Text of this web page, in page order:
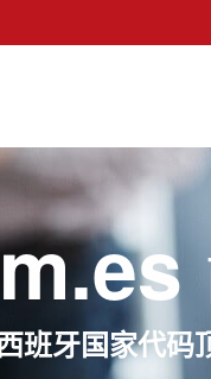
班牙国家代码